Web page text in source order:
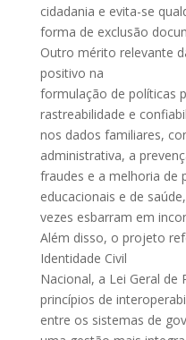
cidadania e evita-se
forma de exclusão
Outro mérito relevante
positivo na
formulação de políticas
rastreabilidade e
nos dados familiares,
administrativa, a
fraudes e a melhoria de
educacionais e de
vezes esbarram em
Além disso, o projeto
Identidade Civil
Nacional, a Lei Geral
princípios de
entre os sistemas de